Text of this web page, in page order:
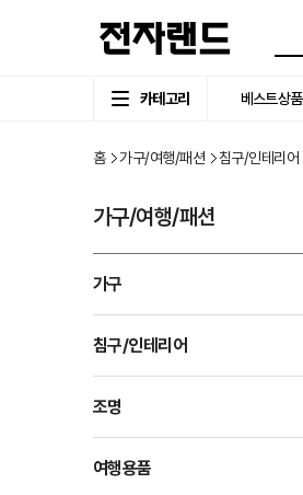
카테고리 베스트상품
홈 가구/여행/패션 침구/인테리어
가구/여행/패션
가구
침구/인테리어
조명
여행용품